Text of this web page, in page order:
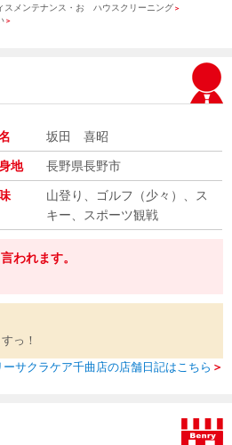
スメンテナンス・お
＞
ハウスクリーニング ＞
坂田 喜昭
地 長野県長野市
山登り、ゴルフ（少々）、ス
キー、スポーツ観戦
われます。
っ！
ーサクラケア千曲店の店舗日記はこちら ＞